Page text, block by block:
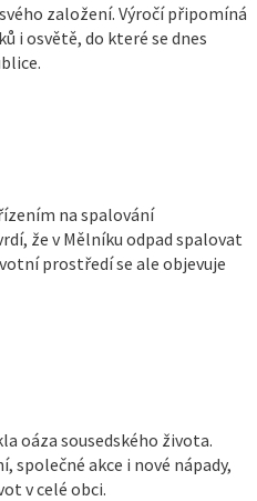
založení. Výročí připomíná
i osvětě, do které se dnes
na spalování
že v Mělníku odpad spalovat
prostředí se ale objevuje
oáza sousedského života.
akce i nové nápady,
v celé obci.